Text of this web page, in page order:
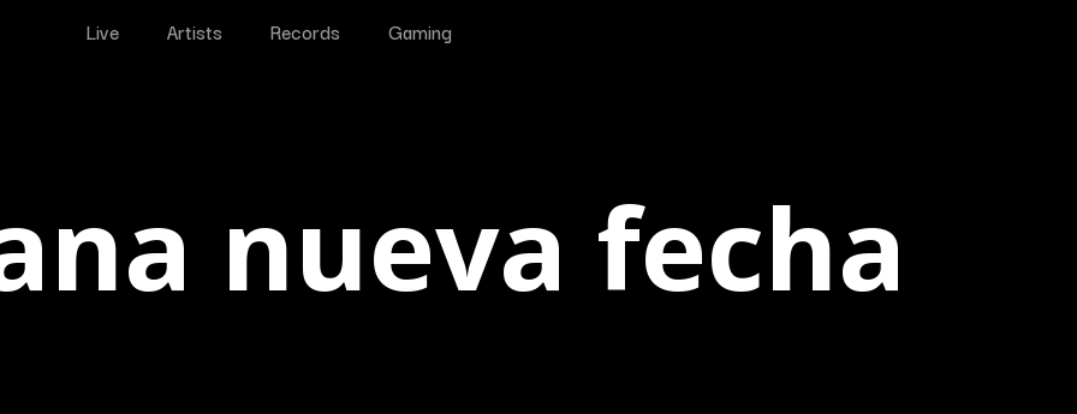
Live Artists Records Gaming
nueva fecha